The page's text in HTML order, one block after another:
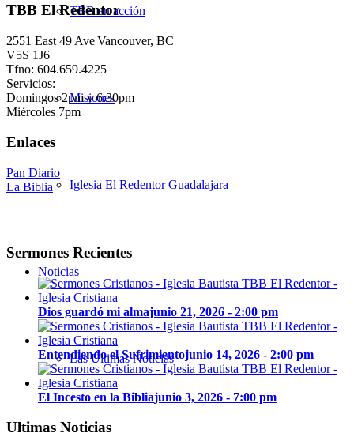
TBB en acción
Misiones
Iglesia El Redentor Guadalajara
Noticias
Las Últimas Noticias
TBB El Redentor
2551 East 49 Ave|Vancouver, BC
V5S 1J6
Tfno: 604.659.4225
Servicios:
Domingos 2pm y 6:30pm
Miércoles 7pm
Enlaces
Pan Diario
La Biblia
Sermones Recientes
Dios guardó mi almajunio 21, 2026 - 2:00 pm
Entendiendo el Sufrimientojunio 14, 2026 - 2:00 pm
El Incesto en la Bibliajunio 3, 2026 - 7:00 pm
Ultimas Noticias